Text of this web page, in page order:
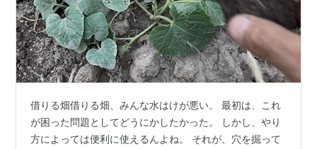
借りる畑借りる畑、みんな水はけが悪い。 最初は、これ
が困った問題としてどうにかしたかった。 しかし、やり
方によっては便利に使えるんよね。 それが、穴を掘って